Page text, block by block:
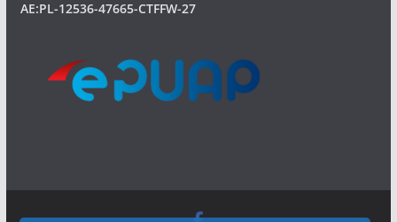
AE:PL-12536-47665-CTFFW-27